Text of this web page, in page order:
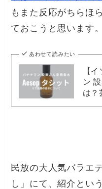
もまた反応がちらほ
ておこうと思います。
あわせて読みたい
【
ン
は？
民放の大人気バラエ
し」にて、紹介とい